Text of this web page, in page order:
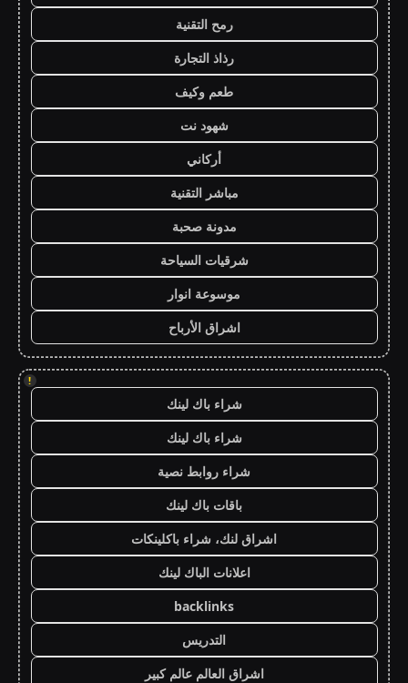
رمح التقنية
رذاذ التجارة
طعم وكيف
شهود نت
أركاني
مباشر التقنية
مدونة صحبة
شرقيات السياحة
موسوعة انوار
اشراق الأرباح
!
شراء باك لينك
شراء باك لينك
شراء روابط نصية
باقات باك لينك
اشراق لنك، شراء باكلينكات
اعلانات الباك لينك
backlinks
التدريس
اشراق العالم عالم كبير